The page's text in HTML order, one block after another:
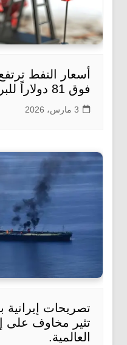
فوق 81 دولاراً للبرميل.
3 مارس، 2026
تصريحات
تثير مخاوف على
العالمية.